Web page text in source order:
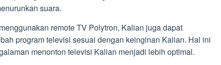
suara.
remote TV Polytron, Kalian juga dapat
program televisi sesuai dengan keinginan Kalian. Hal ini
menonton televisi Kalian menjadi lebih optimal.